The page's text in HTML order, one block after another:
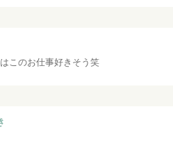
このお仕事好きそう笑